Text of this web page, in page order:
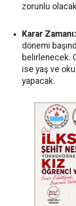
zorunlu
Karar Zamanı:
dönemi
belirlenecek.
ise yaş ve
yapacak.